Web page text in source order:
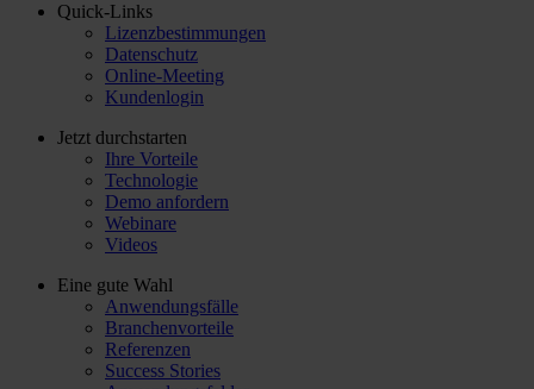
Quick-Links
Lizenzbestimmungen
Datenschutz
Online-Meeting
Kundenlogin
Jetzt durchstarten
Ihre Vorteile
Technologie
Demo anfordern
Webinare
Videos
Eine gute Wahl
Anwendungsfälle
Branchenvorteile
Referenzen
Success Stories